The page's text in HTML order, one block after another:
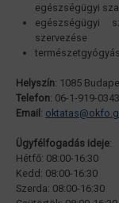
egészségügyi
egészségügyi
szervezése
Helyszín: 1085
Telefon: 06-1-919-0343
Email :
Ügyfélfogadás ideje:
Hétfő: 08:00-16:30
Kedd: 08:00-16:30
Szerda: 08:00-16:30